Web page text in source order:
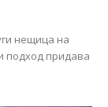
нещица на
подход придава